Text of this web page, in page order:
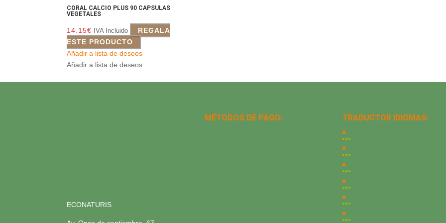
CORAL CALCIO PLUS 90 CAPSULAS
VEGETALES
14.15€ IVA Incluido
REGALA
ESTE PRODUCTO
Añadir a lista de deseos
Añadir a lista de deseos
ECONATURIS
MÉTODOS DE PAGO: TRADUCTOR IDIOMAS: